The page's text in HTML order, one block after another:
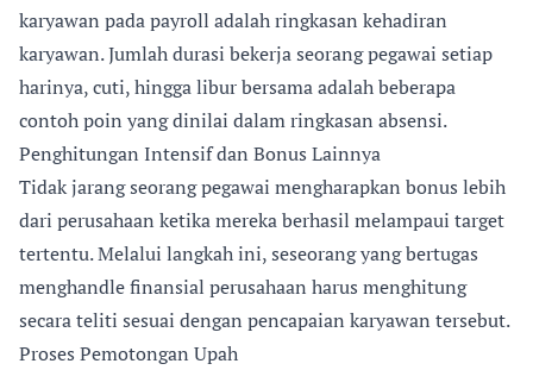
karyawan pada payroll adalah ringkasan kehadiran
karyawan. Jumlah durasi bekerja seorang pegawai setiap
harinya, cuti, hingga libur bersama adalah beberapa
contoh poin yang dinilai dalam ringkasan absensi.
Penghitungan Intensif dan Bonus Lainnya
Tidak jarang seorang pegawai mengharapkan bonus lebih
dari perusahaan ketika mereka berhasil melampaui target
tertentu. Melalui langkah ini, seseorang yang bertugas
menghandle finansial perusahaan harus menghitung
secara teliti sesuai dengan pencapaian karyawan tersebut.
Proses Pemotongan Upah